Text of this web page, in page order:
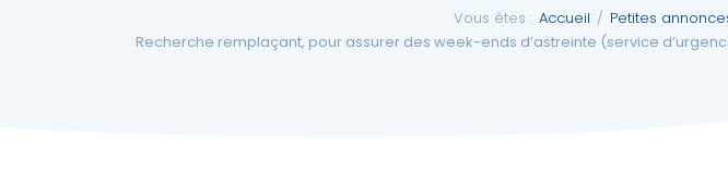
Vous êtes : Accueil / Petites
Recherche remplaçant, pour assurer des week-ends d’astreinte (service